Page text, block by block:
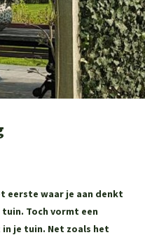
eerste waar je aan denkt
Toch vormt een
je tuin. Net zoals het